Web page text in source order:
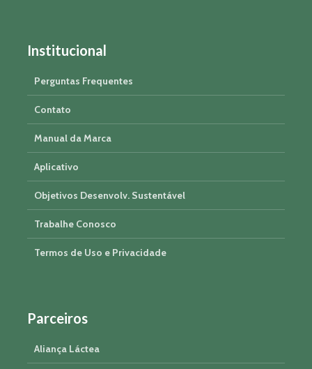
Institucional
Perguntas Frequentes
Contato
Manual da Marca
Aplicativo
Objetivos Desenvolv. Sustentável
Trabalhe Conosco
Termos de Uso e Privacidade
Parceiros
Aliança Láctea